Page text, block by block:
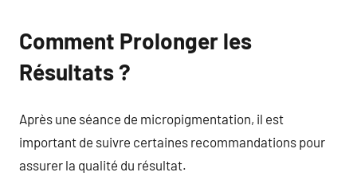
Comment Prolonger les
Résultats ?
Après une séance de micropigmentation, il est
important de suivre certaines recommandations pour
assurer la qualité du résultat.